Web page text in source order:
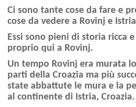
Ci sono tante cose da fare e
cose da vedere a Rovinj e
Essi sono pieni di storia ricca
proprio qui a Rovinj.
Un tempo Rovinj era murata
parti della Croazia ma più
state abbattute le mura e la
al continente di Istria, Croazia.